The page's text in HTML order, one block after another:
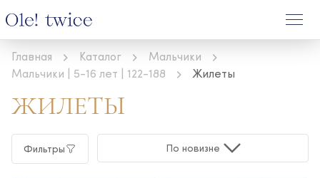
Главная Каталог
Мальчики
Мальчики | 5-16 лет | 122-188
Жилеты
ЖИЛЕТЫ
Фильтры По новизне